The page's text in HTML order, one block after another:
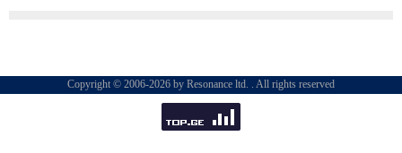
Copyright © 2006-2026 by Resonance ltd. . All rights reserved